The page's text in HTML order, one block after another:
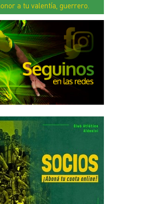
a tu valentía, guerrero.